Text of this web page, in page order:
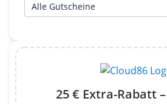
25 € Extra-Rabatt